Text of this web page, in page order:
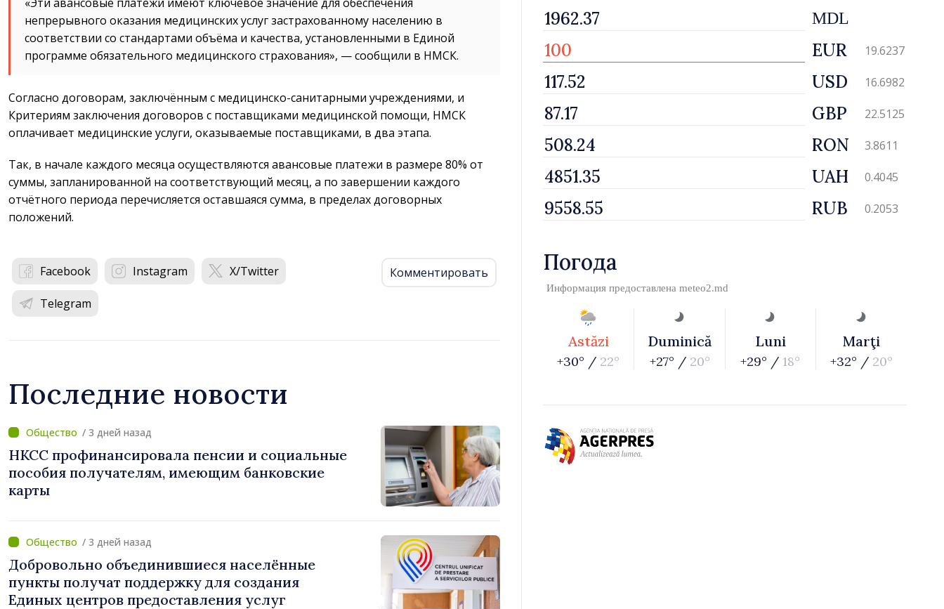
непрерывного оказания медицинских услуг застрахованному населению в
соответствии со стандартами объёма и качества, установленными в Единой
программе обязательного медицинского страхования», — сообщили в НМСК.
Согласно договорам, заключённым с медицинско-санитарными учреждениями, и
Критериям заключения договоров с поставщиками медицинской помощи, НМСК
оплачивает медицинские услуги, оказываемые поставщиками, в два этапа.
Так, в начале каждого месяца осуществляются авансовые платежи в размере 80% от
суммы, запланированной на соответствующий месяц, а по завершении каждого
отчётного периода перечисляется оставшаяся сумма, в пределах договорных
положений.
Facebook Instagram X/Twitter
Telegram
Комментировать
Последние новости
/ 3 дней назад
НКСС профинансировала пенсии и социальные
пособия получателям, имеющим банковские
карты
/ 3 дней назад
Добровольно объединившиеся населённые
пункты получат поддержку для создания
Единых центров предоставления услуг
MDL
EUR 19.6237
USD 16.6982
GBP 22.5125
RON 3.8611
UAH 0.4045
RUB 0.2053
Погода
Информация предоставлена meteo2.md
Astăzi
+30° / 22°
Duminică
+27° / 20°
Luni
+29° / 18°
Marţi
+32° / 20°